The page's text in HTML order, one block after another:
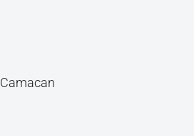
Camacan